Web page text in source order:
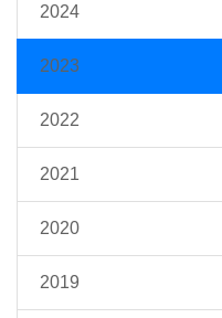
2024
2023
2022
2021
2020
2019